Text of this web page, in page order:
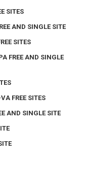
SITES
AND SINGLE SITE
SITES
FREE AND SINGLE
FREE SITES
AND SINGLE SITE